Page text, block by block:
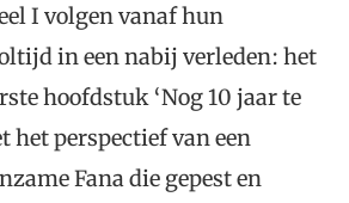
I volgen vanaf hun
in een nabij verleden: het
hoofdstuk ‘Nog 10 jaar te
het perspectief van een
Fana die gepest en